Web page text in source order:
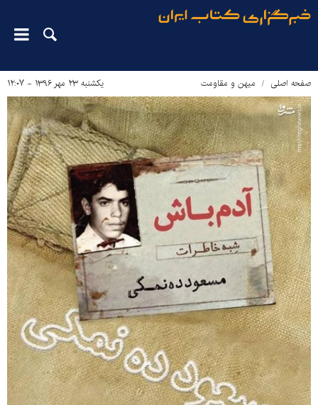
صفحه اصلی میهن و مقاومت یکشنبه ۲۳ مهر ۱۳۹۶ - ۱۲:۰۷